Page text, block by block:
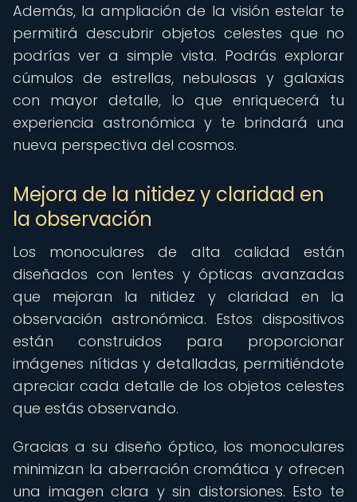
Además, la ampliación de la visión estelar te
permitirá descubrir objetos celestes que no
podrías ver a simple vista. Podrás explorar
cúmulos de estrellas, nebulosas y galaxias
con mayor detalle, lo que enriquecerá tu
experiencia astronómica y te brindará una
nueva perspectiva del cosmos.
Mejora de la nitidez y claridad en
la observación
Los monoculares de alta calidad están
diseñados con lentes y ópticas avanzadas
que mejoran la nitidez y claridad en la
observación astronómica. Estos dispositivos
están construidos para proporcionar
imágenes nítidas y detalladas, permitiéndote
apreciar cada detalle de los objetos celestes
que estás observando.
Gracias a su diseño óptico, los monoculares
minimizan la aberración cromática y ofrecen
una imagen clara y sin distorsiones. Esto te